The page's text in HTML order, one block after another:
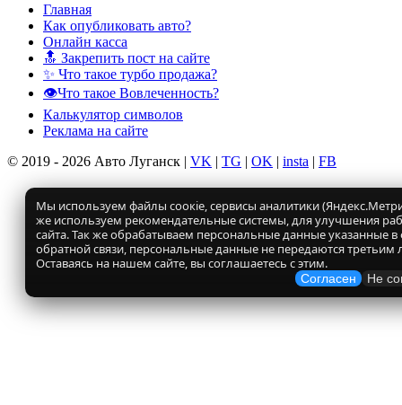
Главная
Как опубликовать авто?
Онлайн касса
🔝 Закрепить пост на сайте
✨ Что такое турбо продажа?
👁️Что такое Вовлеченность?
Калькулятор символов
Реклама на сайте
© 2019 - 2026 Авто Луганск | VK | TG | OK | insta | FB
Мы используем файлы соокіе, сервисы аналитики
же используем рекомендательные системы, для улучшения
сайта. Так же обрабатываем персональные данные указанные
обратной связи, персональные данные не передаются третьим
Оставаясь на нашем сайте, вы соглашаетесь с этим.
Согласен Не